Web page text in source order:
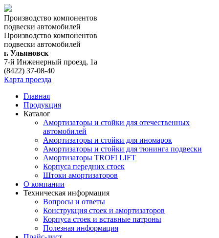
Производство компонентов
подвески автомобилей
Производство компонентов
подвески автомобилей
г. Ульяновск
7-й Инженерный проезд, 1а
(8422) 37-08-40
Карта проезда
Главная
Продукция
Каталог
Амортизаторы и стойки для отечественных
автомобилей
Амортизаторы и стойки для иномарок
Амортизаторы и стойки для тюнинга подвeски
Амортизаторы TROFI LIFT
Корпуса передних стоек
Штоки амортизаторов
О компании
Техническая информация
Вопросы и ответы
Конструкция стоек и амортизаторов
Корпуса стоек и вставные патроны
Полезная информация